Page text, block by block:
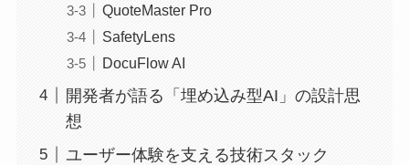
QuoteMaster Pro
SafetyLens
DocuFlow AI
開発者が語る「埋め込み型AI」の設計思
想
ユーザー体験を支える技術スタック